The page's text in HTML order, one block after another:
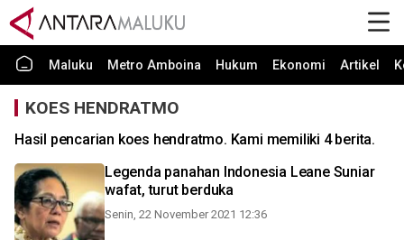
Maluku Metro Amboina Hukum Ekonomi Artikel
KOES HENDRATMO
Hasil pencarian koes hendratmo. Kami memiliki 4 berita.
Legenda panahan Indonesia Leane Suniar
wafat, turut berduka
Senin, 22 November 2021 12:36